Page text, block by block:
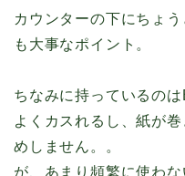
カウンターの下にちょ
も大事なポイント。
ちなみに持っているの
よくカスれるし、紙が
めしません。。
が、あまり頻繁に使わ